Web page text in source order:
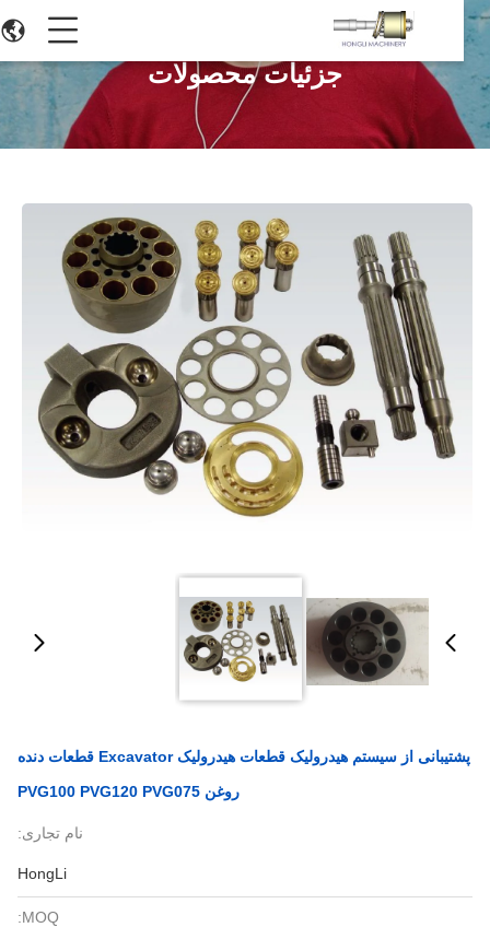
جزئیات محصولات
پشتیبانی از سیستم هیدرولیک قطعات هیدرولیک Excavator قطعات دنده
روغن PVG100 PVG120 PVG075
نام تجاری:
HongLi
MOQ: